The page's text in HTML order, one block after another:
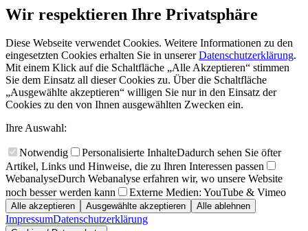
Wir respektieren Ihre Privatsphäre
Diese Webseite verwendet Cookies. Weitere Informationen zu den
eingesetzten Cookies erhalten Sie in unsererDatenschutzerklärung.
Mit einem Klick auf die Schaltfläche „Alle Akzeptieren“ stimmen
Sie dem Einsatz all dieser Cookies zu. Über die Schaltfläche
„Ausgewählte akzeptieren“ willigen Sie nur in den Einsatz der
Cookies zu den von Ihnen ausgewählten Zwecken ein.
Ihre Auswahl:
Notwendig Personalisierte InhalteDadurch sehen Sie öfter
Artikel, Links und Hinweise, die zu Ihren Interessen passen
WebanalyseDurch Webanalyse erfahren wir, wo unsere Website
noch besser werden kann
Externe Medien: YouTube & Vimeo
Alle akzeptieren Ausgewählte akzeptieren Alle ablehnen
ImpressumDatenschutzerklärung